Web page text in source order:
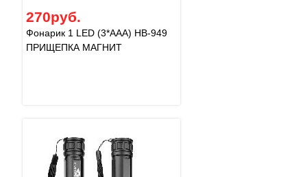
270руб.
Фонарик 1 LED (3*AAA) НВ-949
ПРИЩЕПКА МАГНИТ